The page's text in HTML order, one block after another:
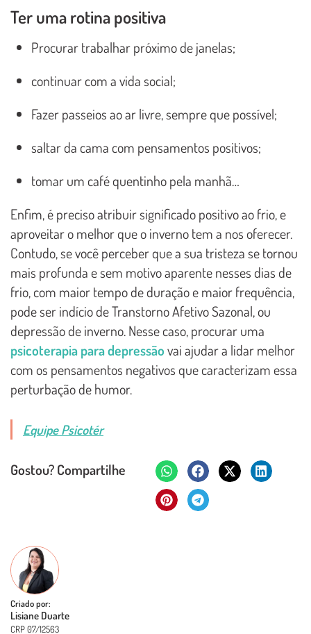
Ter uma rotina positiva
Procurar trabalhar próximo de janelas;
continuar com a vida social;
Fazer passeios ao ar livre, sempre que possível;
saltar da cama com pensamentos positivos;
tomar um café quentinho pela manhã…
Enfim, é preciso atribuir significado positivo ao frio, e
aproveitar o melhor que o inverno tem a nos oferecer.
Contudo, se você perceber que a sua tristeza se tornou
mais profunda e sem motivo aparente nesses dias de
frio, com maior tempo de duração e maior frequência,
pode ser indício de Transtorno Afetivo Sazonal, ou
depressão de inverno. Nesse caso, procurar uma
psicoterapia para depressãovai ajudar a lidar melhor
com os pensamentos negativos que caracterizam essa
perturbação de humor.
Equipe Psicotér
Gostou? Compartilhe
Criado por:
Lisiane Duarte
CRP 07/12563